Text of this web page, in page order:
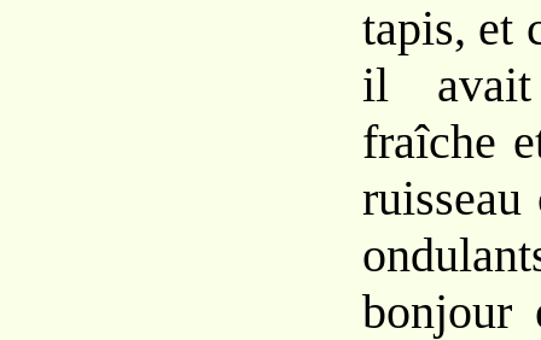
tapis, et
il avait
fraîche
ruisseau
bonjour